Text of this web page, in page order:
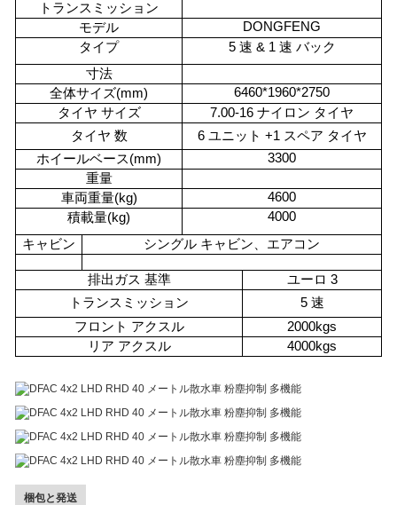
トランスミッション
モデル
DONGFENG
タイプ
5 速 & 1 速 バック
寸法
全体サイズ(mm)
6460*1960*2750
タイヤ サイズ
7.00-16 ナイロン タイヤ
タイヤ 数
6 ユニット +1 スペア タイヤ
ホイールベース(mm)
3300
重量
車両重量(kg)
4600
積載量(kg)
4000
キャビン
シングル キャビン、エアコン
排出ガス 基準
ユーロ 3
トランスミッション
5 速
フロント アクスル
2000kgs
リア アクスル
4000kgs
梱包と発送